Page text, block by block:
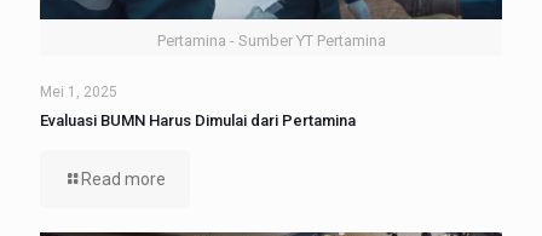
Pertamina - Sumber YT Pertamina
Mei 1, 2025
Evaluasi BUMN Harus Dimulai dari Pertamina
Read more